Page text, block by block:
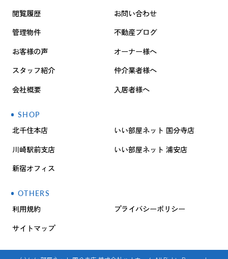
閲覧履歴
管理物件
お客様の声
スタッフ紹介
会社概要
お問い合わせ
不動産ブログ
オーナー様へ
仲介業者様へ
入居者様へ
SHOP
北千住本店
川崎駅前支店
新宿オフィス
いい部屋ネット 国分寺店
いい部屋ネット 浦安店
OTHERS
利用規約
サイトマップ
プライバシーポリシー